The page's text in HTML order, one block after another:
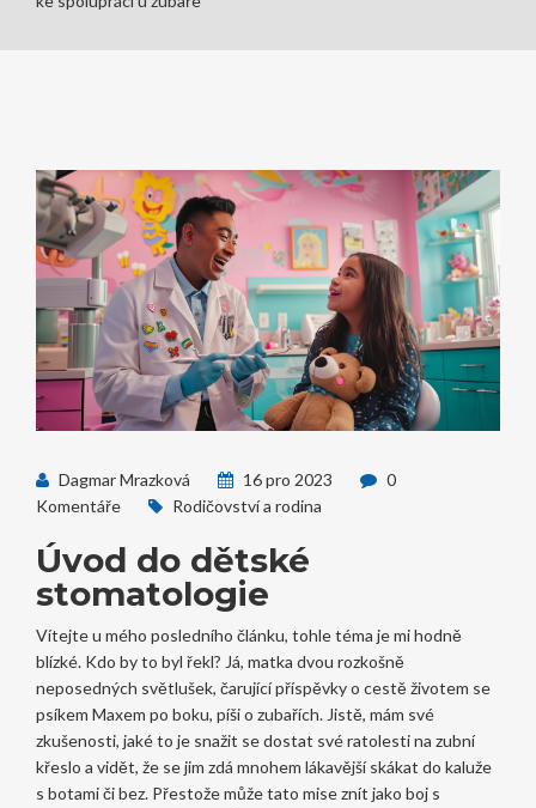
Dagmar Mrazková 16 pro 2023
0
Komentáře
Rodičovství a rodina
Úvod do dětské
stomatologie
Vítejte u mého posledního článku, tohle téma je mi hodně
blízké. Kdo by to byl řekl? Já, matka dvou rozkošně
neposedných světlušek, čarující příspěvky o cestě životem se
psíkem Maxem po boku, píši o zubařích. Jistě, mám své
zkušenosti, jaké to je snažit se dostat své ratolesti na zubní
křeslo a vidět, že se jim zdá mnohem lákavější skákat do kaluže
s botami či bez. Přestože může tato mise znít jako boj s